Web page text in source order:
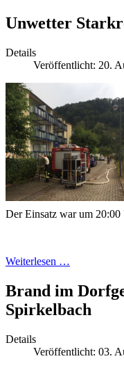
Unwetter
Details
Veröffentlicht: 20.
Der Einsatz war um 20:00
Weiterlesen …
Brand im
Spirkelbach
Details
Veröffentlicht: 03.